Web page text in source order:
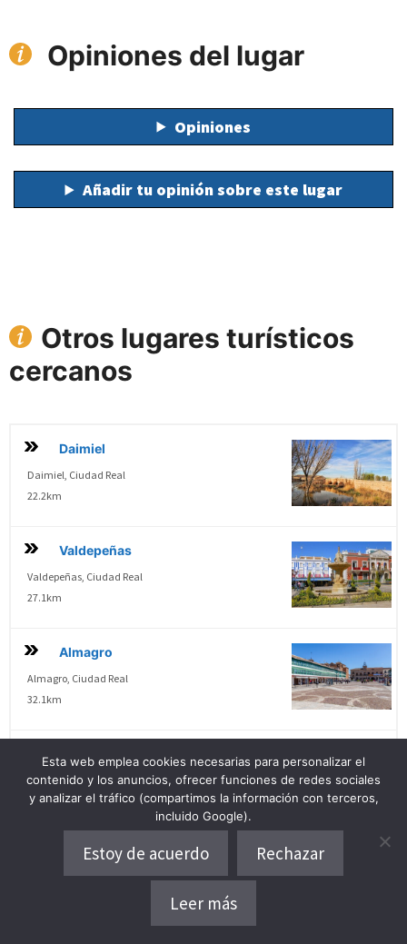
Opiniones del lugar
Opiniones
Añadir tu opinión sobre este lugar
Otros lugares turísticos
cercanos
Daimiel
Daimiel, Ciudad Real
22.2km
Valdepeñas
Valdepeñas, Ciudad Real
27.1km
Almagro
Almagro, Ciudad Real
32.1km
Tomelloso
Tomelloso, Ciudad Real
34.7km
Ruidera
Esta web emplea cookies necesarias para personalizar el
contenido y los anuncios, ofrecer funciones de redes sociales
y analizar el tráfico (compartimos la información con terceros,
incluido Google).
Estoy de acuerdo Rechazar
Leer más